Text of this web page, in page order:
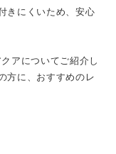
きにくいため、安心
アについてご紹介し
方に、おすすめのレ